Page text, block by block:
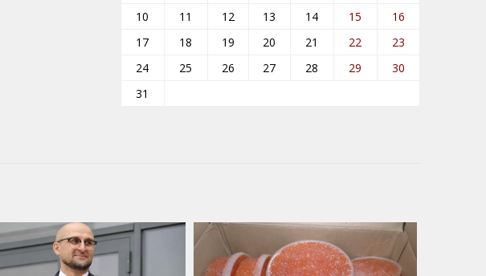
10
11 12 13 14 15
16
17
18 19 20 21 22
23
24
25 26 27 28 29
30
31